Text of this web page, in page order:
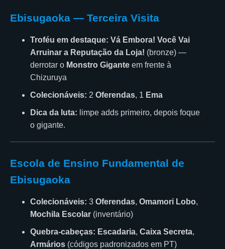
Ebisugaoka — Terceira Visita
Troféu em destaque: Vá Embora! Você Vai
Arruinar a Reputação da Loja! (bronze) —
derrotar o Monstro Gigante em frente à
Chizuruya
Colecionáveis: 2 Oferendas, 1 Ema
Dica da luta: limpe adds primeiro, depois foque
o gigante.
Escola de Ensino Fundamental de
Ebisugaoka
Colecionáveis: 3 Oferendas, Omamori Lobo,
Mochila Escolar (inventário)
Quebra-cabeças: Escadaria, Caixa Secreta,
Armários (códigos padronizados em PT)